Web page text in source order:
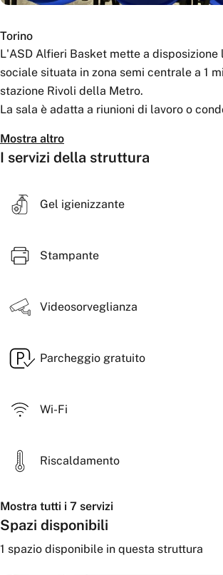
Torino
L'ASD Alfieri Basket mette a disposizione
sociale situata in zona semi centrale a 1
stazione Rivoli della Metro.
La sala è adatta a riunioni di lavoro o
conviviali, con soluzioni flessibili per
e privati.
attrezzata per pesistica, personal
▶️ fino a 32 posti a sedere
Mostra altro
I servizi della struttura
Gel igienizzante
Stampante
Videosorveglianza
Parcheggio gratuito
Wi-Fi
Riscaldamento
Mostra tutti i 7 servizi
Spazi disponibili
1 spazio disponibile in questa struttura